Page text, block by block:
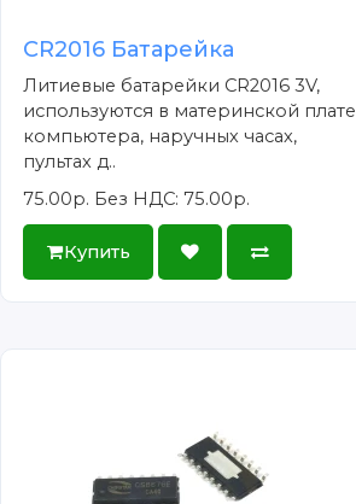
CR2016 Батарейка
Литиевые батарейки CR2016 3V,
используются в материнской плате
компьютера, наручных часах,
пультах д..
75.00р. Без НДС: 75.00р.
Купить